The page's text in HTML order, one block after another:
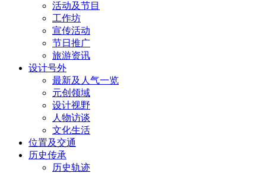
活动及节目
工作坊
宣传活动
节日推广
旅游资讯
设计号外
最新及人气一览
元创领域
设计视野
人物访谈
文化生活
位置及交通
历史传承
历史轨迹